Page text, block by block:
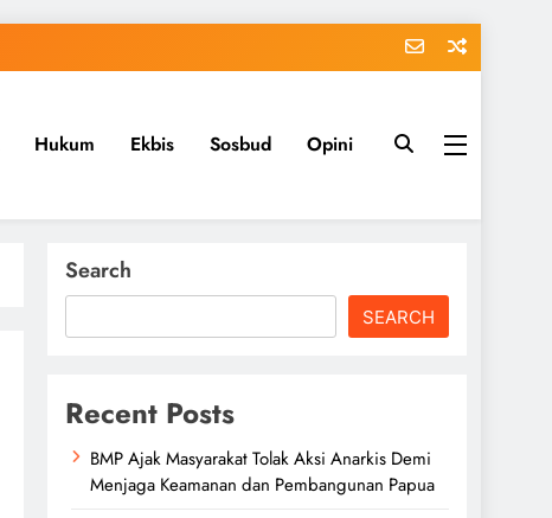
Hukum Ekbis Sosbud Opini
Search
SEARCH
Recent Posts
BMP Ajak Masyarakat Tolak Aksi Anarkis Demi
Menjaga Keamanan dan Pembangunan Papua